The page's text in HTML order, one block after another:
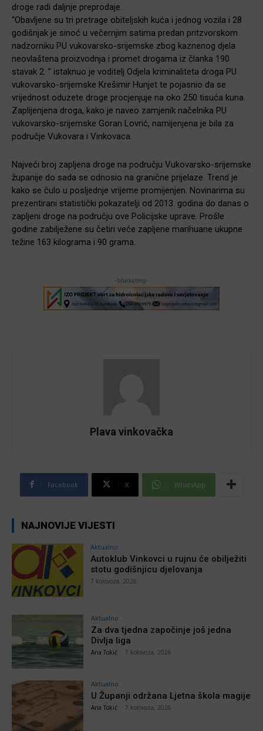
droge radi daljnje preprodaje.
“Obavljene su tri pretrage obiteljskih kuća i jednog vozila i 28
godišnjak je sinoć u večernjim satima predan pritzvorskom
nadzorniku PU vukovarsko-srijemske zbog kaznenog djela
neovlaštena proizvodnja i promet drogama iz članka 190
stavak 2. ” istaknuo je voditelj Odjela kriminaliteta droga PU
vukovarsko-srijemske Krešimir Hunjet te pojasnio da se
vrijednost oduzete droge procjenjuje na oko 250 tisuća kuna.
Zaplijenjena droga, kako je naveo zamjenik načelnika PU
vukovarsko-srijemske Goran Lovrić, namijenjena je bila za
područje Vukovara i Vinkovaca.
Najveći broj zapljena droge na području Vukovarsko-srijemske
županije do sada se odnosio na granične prijelaze. Trend je
kako se čulo u posljednje vrijeme promijenjen. Novinarima su
prezentirani statistički pokazatelji od 2013. godina do danas o
zapljeni droge na području ove Policijske uprave. Prošle
godine zabilježene su četiri veće zapljene marihuane ukupne
težine 163 kilograma i 90 grama.
-Marketing-
Plava vinkovačka
Facebook X WhatsApp
NAJNOVIJE VIJESTI
Aktualno
Autoklub Vinkovci u rujnu će obilježiti
stotu godišnjicu djelovanja
7 kolovoza, 2026
Aktualno
Za dva tjedna započinje još jedna
Divlja liga
Ana Tokić 7 kolovoza, 2026
Aktualno
U Županji održana Ljetna škola magije
Ana Tokić 7 kolovoza, 2026